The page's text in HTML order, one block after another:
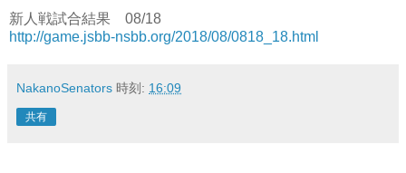
新人戦試合結果 08/18
http://game.jsbb-nsbb.org/2018/08/0818_18.html
NakanoSenators 時刻: 16:09
共有